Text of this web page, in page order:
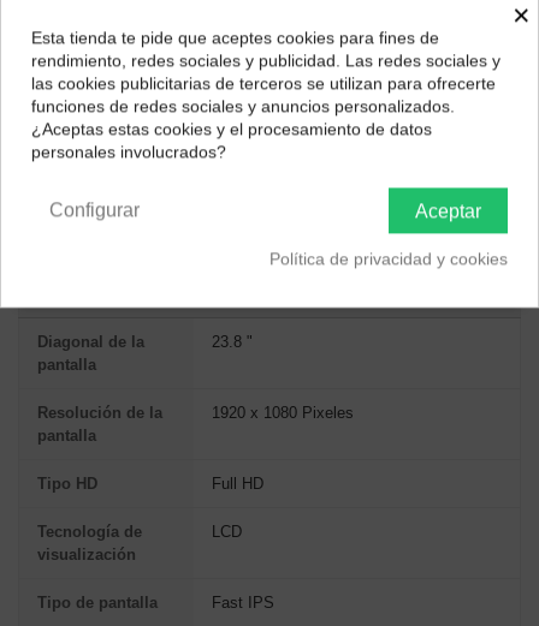
MPRT para movimientos impecables.
Tecnología Adaptive Sync:Sincroniza la tasa de refresco
del monitor con tu tarjeta gráfica para eliminar el desgarro
de pantalla.
Protección Ocular:Tecnologías Flicker-Free y Low Blue
Light para reducir la fatiga visual.
Diagonal de la
pantalla
23.8 "
Resolución de la
pantalla
1920 x 1080 Pixeles
Tipo HD Full HD
Tecnología de
visualización
LCD
Tipo de pantalla Fast IPS
¿Dónde deseas recibir tu pedido?
Selecciona tu ubicación para mostrarte los precios e
impuestos correctos para tu región.
×
Esta tienda te pide que aceptes cookies para fines de
rendimiento, redes sociales y publicidad. Las redes sociales y
las cookies publicitarias de terceros se utilizan para ofrecerte
funciones de redes sociales y anuncios personalizados.
¿Aceptas estas cookies y el procesamiento de datos
personales involucrados?
Aceptar
Configurar
Política de privacidad y cookies